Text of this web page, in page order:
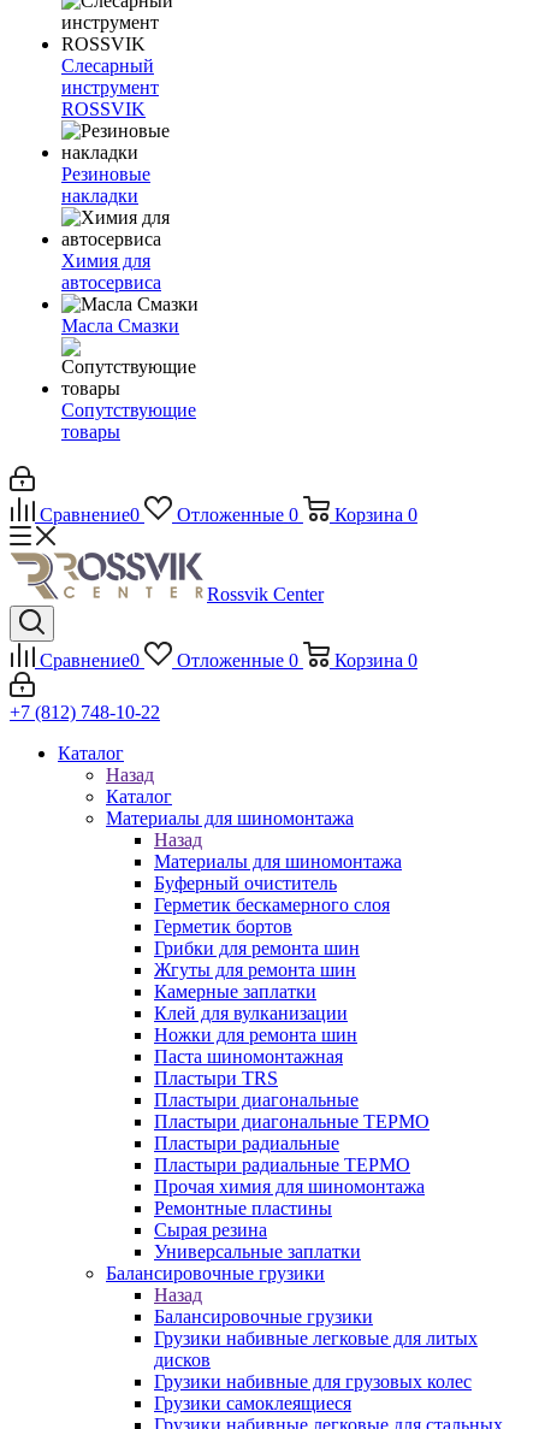
Слесарный
инструмент
ROSSVIK
Резиновые
накладки
Химия для
автосервиса
Масла Смазки
Сопутствующие
товары
Сравнение0 Отложенные 0 Корзина 0
Rossvik Center
Сравнение0 Отложенные 0 Корзина 0
+7 (812) 748-10-22
Каталог
Назад
Каталог
Материалы для шиномонтажа
Назад
Материалы для шиномонтажа
Буферный очиститель
Герметик бескамерного слоя
Герметик бортов
Грибки для ремонта шин
Жгуты для ремонта шин
Камерные заплатки
Клей для вулканизации
Ножки для ремонта шин
Паста шиномонтажная
Пластыри TRS
Пластыри диагональные
Пластыри диагональные ТЕРМО
Пластыри радиальные
Пластыри радиальные ТЕРМО
Прочая химия для шиномонтажа
Ремонтные пластины
Сырая резина
Универсальные заплатки
Балансировочные грузики
Назад
Балансировочные грузики
Грузики набивные легковые для литых
дисков
Грузики набивные для грузовых колес
Грузики самоклеящиеся
Грузики набивные легковые для стальных